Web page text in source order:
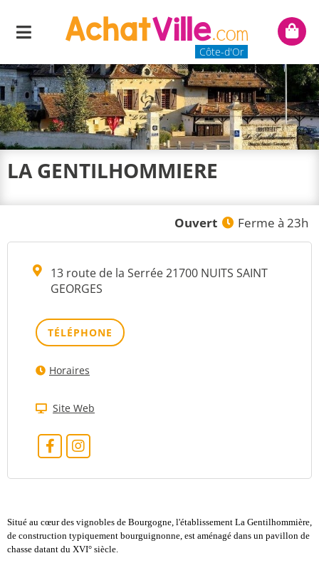
Menu
Côte-d'Or
Mon
LA GENTILHOMMIERE
Ouvert Ferme à 23h
13 route de la Serrée 21700 NUITS SAINT
GEORGES
TÉLÉPHONE
Horaires
Site Web
Situé au cœur des vignobles de Bourgogne, l'établissement La Gentilhommière,
de construction typiquement bourguignonne, est aménagé dans un pavillon de
chasse datant du XVI° siècle.